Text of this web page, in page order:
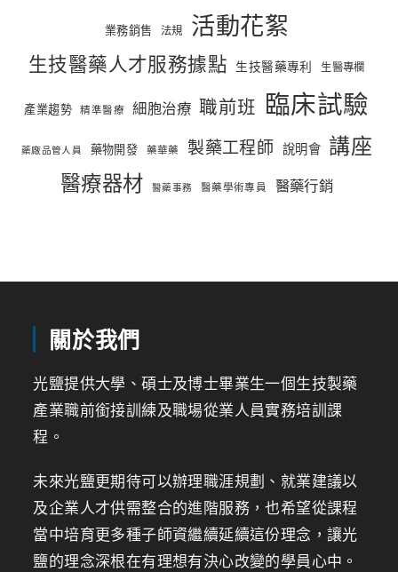
業務銷售 法規 活動花絮
生技醫藥人才服務據點 生技醫藥專利 生醫專欄
產業趨勢 精準醫療 細胞治療 職前班 臨床試驗
藥廠品管人員 藥物開發 藥華藥 製藥工程師 說明會 講座
醫療器材 醫藥事務 醫藥學術專員 醫藥行銷
關於我們
光鹽提供大學、碩士及博士畢業生一個生技製藥
產業職前銜接訓練及職場從業人員實務培訓課
程。
未來光鹽更期待可以辦理職涯規劃、就業建議以
及企業人才供需整合的進階服務，也希望從課程
當中培育更多種子師資繼續延續這份理念，讓光
鹽的理念深根在有理想有決心改變的學員心中。